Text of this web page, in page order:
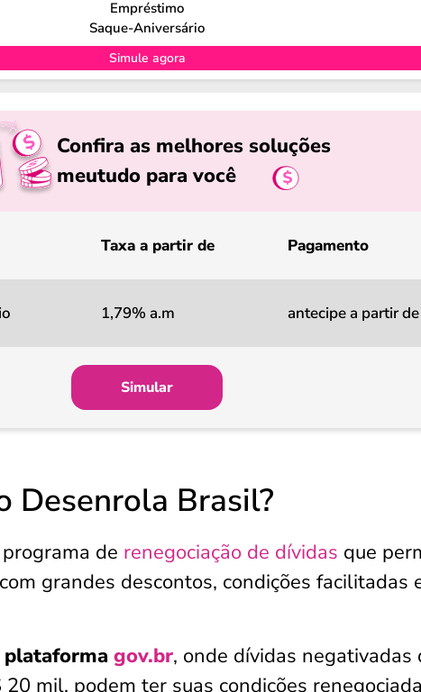
Empréstimo
Saque-Aniversário
Simule agora
Confira as melhores soluções
meutudo para você
Taxa a partir de Pagamento
1,79% a.m antecipe a partir
Simular
Desenrola Brasil?
de renegociação de dívidas que
grandes descontos, condições facilitadas
plataforma gov.br, onde dívidas negativadas
mil, podem ter suas condições